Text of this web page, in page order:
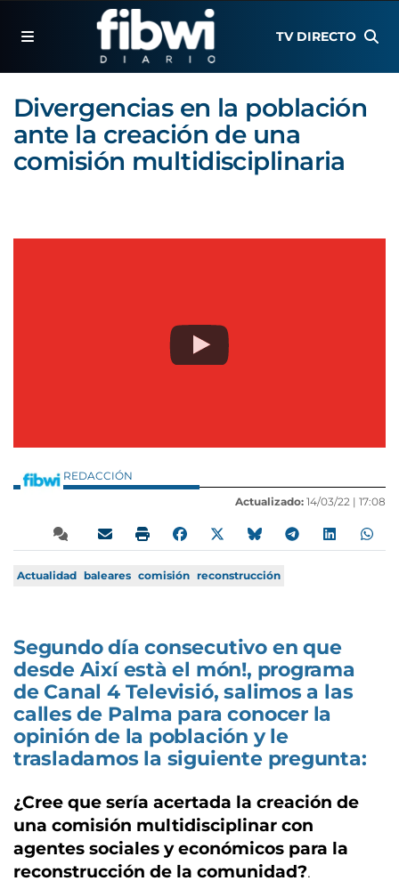
TV DIRECTO
Divergencias en la población
ante la creación de una
comisión multidisciplinaria
REDACCIÓN
Actualizado: 14/03/22 | 17:08
Actualidad baleares comisión reconstrucción
Segundo día consecutivo en que
desde Així està el món!, programa
de Canal 4 Televisió, salimos a las
calles de Palma para conocer la
opinión de la población y le
trasladamos la siguiente pregunta:
¿Cree que sería acertada la creación de
una comisión multidisciplinar con
agentes sociales y económicos para la
reconstrucción de la comunidad?.